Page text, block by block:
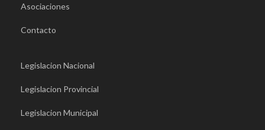
Asociaciones
Contacto
Legislacion Nacional
Legislacion Provincial
Legislacion Municipal